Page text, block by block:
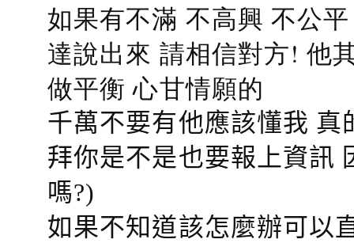
如果有不滿 不高興 不公
達說出來 請相信對方! 他
做平衡 心甘情願的
千萬不要有他應該懂我
拜你是不是也要報上資訊
嗎?)
如果不知道該怎麼辦可以